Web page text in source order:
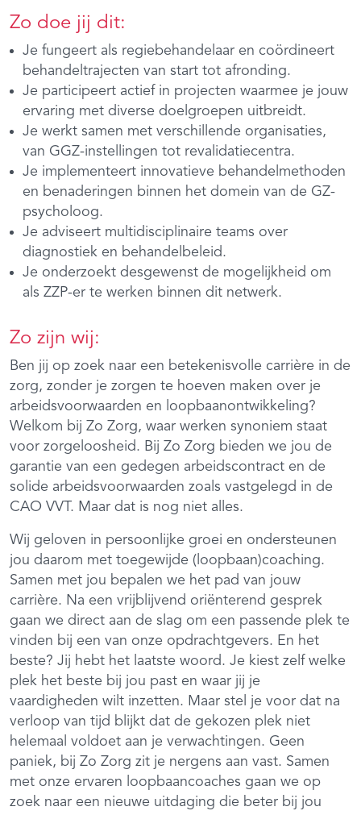
Zo doe jij dit:
Je fungeert als regiebehandelaar en coördineert
behandeltrajecten van start tot afronding.
Je participeert actief in projecten waarmee je jouw
ervaring met diverse doelgroepen uitbreidt.
Je werkt samen met verschillende organisaties,
van GGZ-instellingen tot revalidatiecentra.
Je implementeert innovatieve behandelmethoden
en benaderingen binnen het domein van de GZ-
psycholoog.
Je adviseert multidisciplinaire teams over
diagnostiek en behandelbeleid.
Je onderzoekt desgewenst de mogelijkheid om
als ZZP-er te werken binnen dit netwerk.
Zo zijn wij:
Ben jij op zoek naar een betekenisvolle carrière in de
zorg, zonder je zorgen te hoeven maken over je
arbeidsvoorwaarden en loopbaanontwikkeling?
Welkom bij Zo Zorg, waar werken synoniem staat
voor zorgeloosheid. Bij Zo Zorg bieden we jou de
garantie van een gedegen arbeidscontract en de
solide arbeidsvoorwaarden zoals vastgelegd in de
CAO VVT. Maar dat is nog niet alles.
Wij geloven in persoonlijke groei en ondersteunen
jou daarom met toegewijde (loopbaan)coaching.
Samen met jou bepalen we het pad van jouw
carrière. Na een vrijblijvend oriënterend gesprek
gaan we direct aan de slag om een passende plek te
vinden bij een van onze opdrachtgevers. En het
beste? Jij hebt het laatste woord. Je kiest zelf welke
plek het beste bij jou past en waar jij je
vaardigheden wilt inzetten. Maar stel je voor dat na
verloop van tijd blijkt dat de gekozen plek niet
helemaal voldoet aan je verwachtingen. Geen
paniek, bij Zo Zorg zit je nergens aan vast. Samen
met onze ervaren loopbaancoaches gaan we op
zoek naar een nieuwe uitdaging die beter bij jou